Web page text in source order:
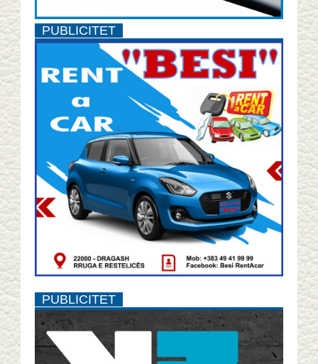
PUBLICITET
PUBLICITET